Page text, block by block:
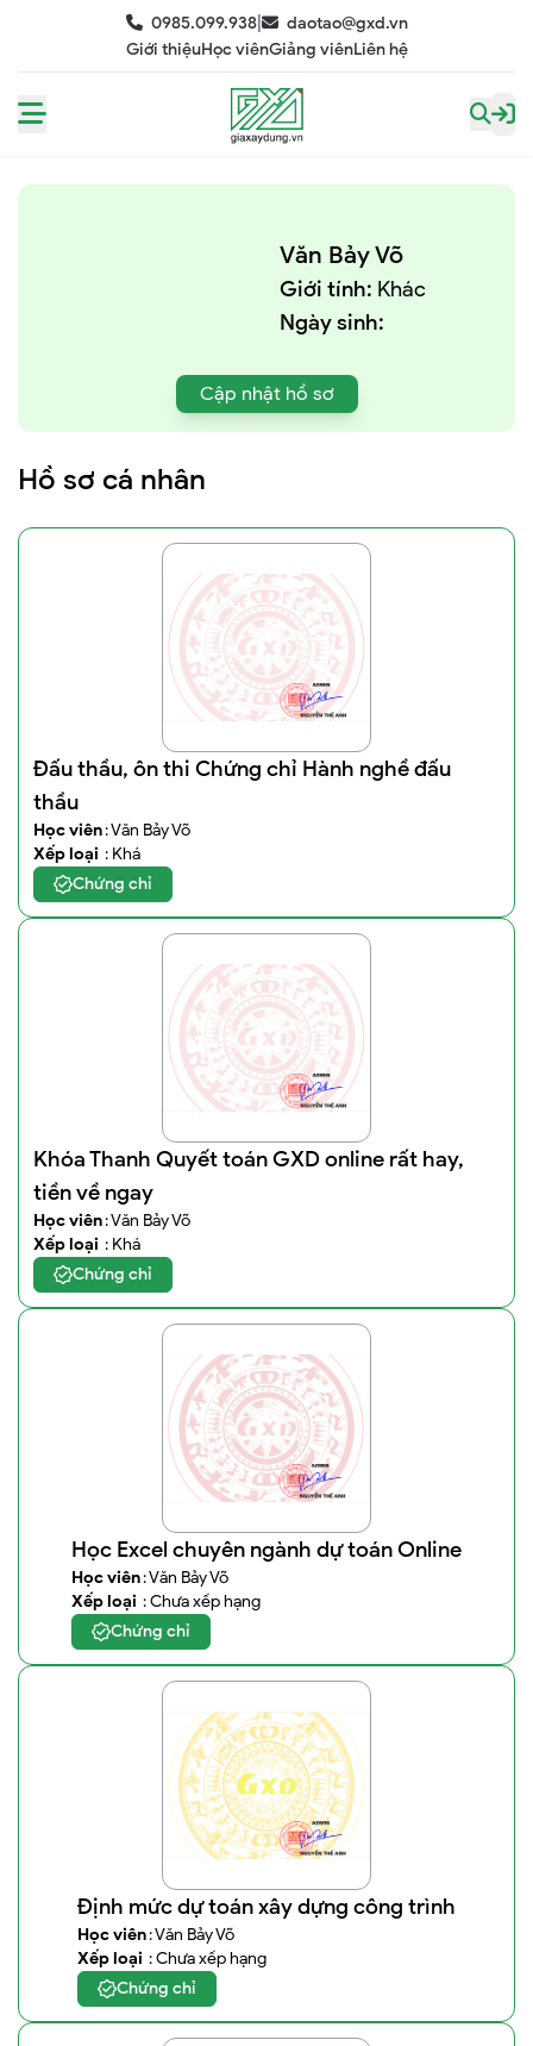
0985.099.938|
daotao@gxd.vn
Giới thiệuHọc viênGiảng viênLiên hệ
Văn Bảy Võ
Giới tính: Khác
Ngày sinh:
Cập nhật hồ sơ
Hồ sơ cá nhân
Đấu thầu, ôn thi Chứng chỉ Hành nghề đấu
thầu
Học viên: Văn Bảy Võ
Xếp loại : Khá
Chứng chỉ
Khóa Thanh Quyết toán GXD online rất hay,
tiền về ngay
Học viên: Văn Bảy Võ
Xếp loại : Khá
Chứng chỉ
Học Excel chuyên ngành dự toán Online
Học viên: Văn Bảy Võ
Xếp loại : Chưa xếp hạng
Chứng chỉ
Định mức dự toán xây dựng công trình
Học viên: Văn Bảy Võ
Xếp loại : Chưa xếp hạng
Chứng chỉ